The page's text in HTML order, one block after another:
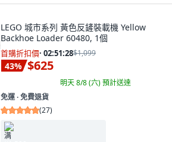
LEGO 城市系列 黃色反鏟裝載機 Yellow
Backhoe Loader 60480, 1個
首購折扣價· 02:51:27$1,099
43% $625
明天 8/8 (六)預計送達
免運 ∙ 免費退貨
(27)